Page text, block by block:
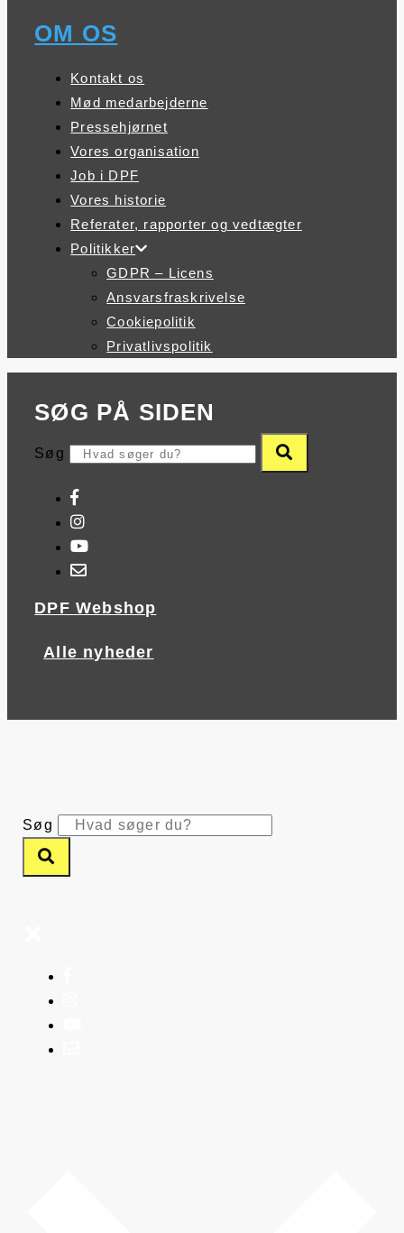
OM OS
Kontakt os
Mød medarbejderne
Pressehjørnet
Vores organisation
Job i DPF
Vores historie
Referater, rapporter og vedtægter
Politikker
GDPR – Licens
Ansvarsfraskrivelse
Cookiepolitik
Privatlivspolitik
SØG PÅ SIDEN
Søg
DPF Webshop
Alle nyheder
Søg